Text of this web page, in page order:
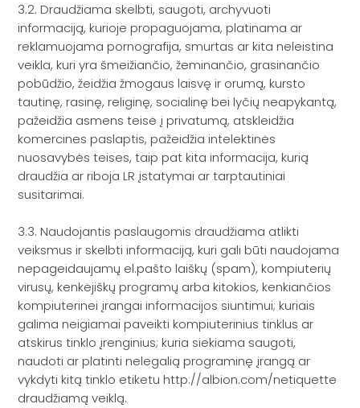
3.2. Draudžiama skelbti, saugoti, archyvuoti
informaciją, kurioje propaguojama, platinama ar
reklamuojama pornografija, smurtas ar kita neleistina
veikla, kuri yra šmeižiančio, žeminančio, grasinančio
pobūdžio, žeidžia žmogaus laisvę ir orumą, kursto
tautinę, rasinę, religinę, socialinę bei lyčių neapykantą,
pažeidžia asmens teisė į privatumą, atskleidžia
komercines paslaptis, pažeidžia intelektinės
nuosavybės teises, taip pat kita informacija, kurią
draudžia ar riboja LR įstatymai ar tarptautiniai
susitarimai.
3.3. Naudojantis paslaugomis draudžiama atlikti
veiksmus ir skelbti informaciją, kuri gali būti naudojama
nepageidaujamų el.pašto laiškų (spam), kompiuterių
virusų, kenkėjiškų programų arba kitokios, kenkiančios
kompiuterinei įrangai informacijos siuntimui; kuriais
galima neigiamai paveikti kompiuterinius tinklus ar
atskirus tinklo įrenginius; kuria siekiama saugoti,
naudoti ar platinti nelegalią programinę įrangą ar
vykdyti kitą tinklo etiketu http://albion.com/netiquette
draudžiamą veiklą.